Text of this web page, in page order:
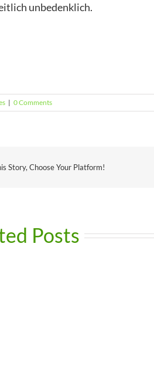
unbedenklich.
| 0 Comments
Story, Choose Your Platform!
Posts